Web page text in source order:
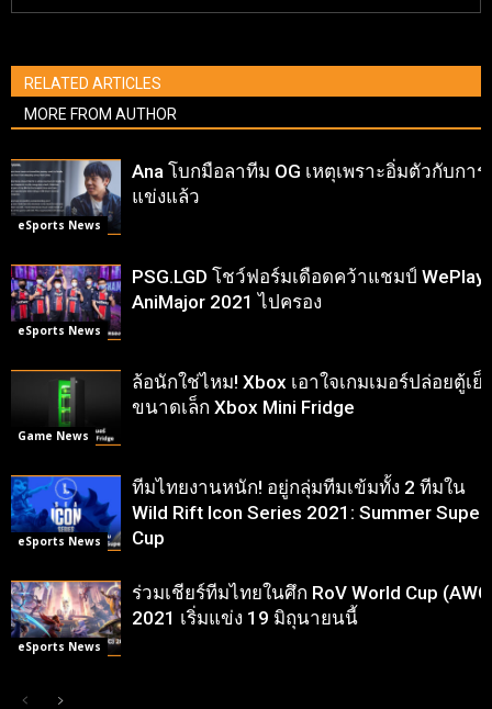
RELATED ARTICLES
MORE FROM AUTHOR
eSports News
Ana โบกมือลาทีม OG เหตุเพราะอิ่มตัวกับการ
แข่งแล้ว
eSports News
PSG.LGD โชว์ฟอร์มเดือดคว้าแชมป์ WePlay
AniMajor 2021 ไปครอง
Game News
ล้อนักใช่ไหม! Xbox เอาใจเกมเมอร์ปล่อยตู้เย็
ขนาดเล็ก Xbox Mini Fridge
eSports News
ทีมไทยงานหนัก! อยู่กลุ่มทีมเข้มทั้ง 2 ทีมใน
Wild Rift Icon Series 2021: Summer Super
Cup
eSports News
ร่วมเชียร์ทีมไทยในศึก RoV World Cup
2021 เริ่มแข่ง 19 มิถุนายนนี้